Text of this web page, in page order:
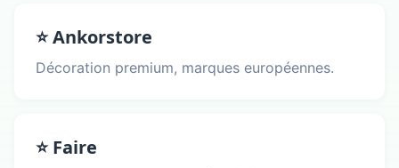
⭐ Ankorstore
Décoration premium, marques européennes.
⭐ Faire